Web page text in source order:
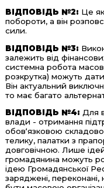
ВІДПОВІДЬ №2: Це
побороти, а він
сили.
ВІДПОВІДЬ №3:
залежить від
системна робота
розкрутка) можуть
Він актуальний
то має багато
ВІДПОВІДЬ №4: Для
влади - отримання
обов‘язковою
телику, палатки з
довговічною. Лише
громадянина можуть
ідею Громадянської
заряджені,